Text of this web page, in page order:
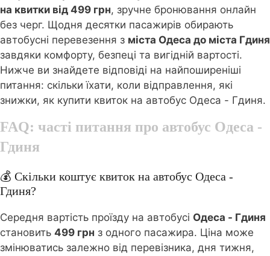
на квитки від 499 грн, зручне бронювання онлайн
без черг. Щодня десятки пасажирів обирають
автобусні перевезення з міста Одеса до міста Гдиня
завдяки комфорту, безпеці та вигідній вартості.
Нижче ви знайдете відповіді на найпоширеніші
питання: скільки їхати, коли відправлення, які
знижки, як купити квиток на автобус Одеса - Гдиня.
FAQ: часті питання про автобус Одеса -
Гдиня
💰 Скільки коштує квиток на автобус Одеса -
Гдиня?
Середня вартість проїзду на автобусі Одеса - Гдиня
становить 499 грн з одного пасажира. Ціна може
змінюватись залежно від перевізника, дня тижня,